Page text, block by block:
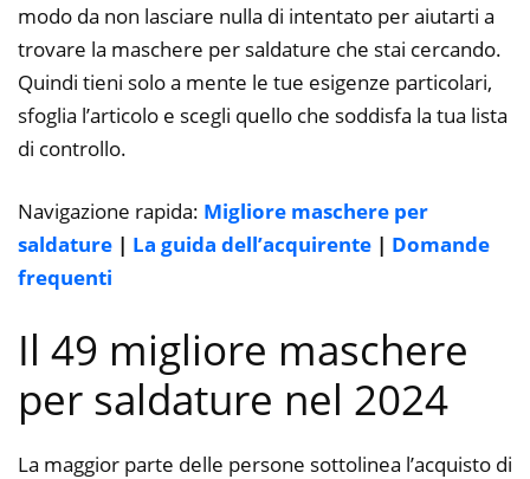
modo da non lasciare nulla di intentato per aiutarti a
trovare la maschere per saldature che stai cercando.
Quindi tieni solo a mente le tue esigenze particolari,
sfoglia l’articolo e scegli quello che soddisfa la tua lista
di controllo.
Navigazione rapida: Migliore maschere per
saldature | La guida dell’acquirente | Domande
frequenti
Il 49 migliore maschere
per saldature nel 2024
La maggior parte delle persone sottolinea l’acquisto di